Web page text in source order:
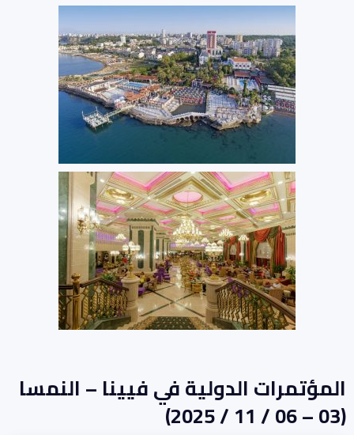
المؤتمرات الدولية في فيينا – النمسا
(03 – 06 / 11 / 2025)